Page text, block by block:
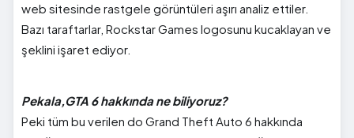
web sitesinde rastgele görüntüleri aşırı analiz ettiler.
Bazı taraftarlar, Rockstar Games logosunu kucaklayan ve
şeklini işaret ediyor.
Pekala,GTA 6 hakkında ne biliyoruz?
Peki tüm bu verilen do Grand Theft Auto 6 hakkında